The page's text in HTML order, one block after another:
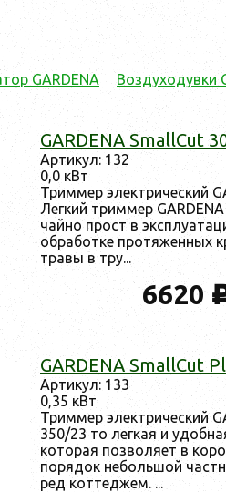
GARDENA Воздуходувки
GARDENA SmallCut
Ар­ти­кул: 132
0,0 кВт
Трим­мер элек­три­чес­кий
Лег­кий трим­мер
чай­но прост в
об­ра­бот­ке про­тяжен­ных
тра­вы в тру...
6620
GARDENA SmallCut
Ар­ти­кул: 133
0,35 кВт
Трим­мер элек­три­чес­кий
350/23 то лег­кая и
ко­торая поз­во­ля­ет в
по­рядок не­боль­шой
ред кот­теджем. ...